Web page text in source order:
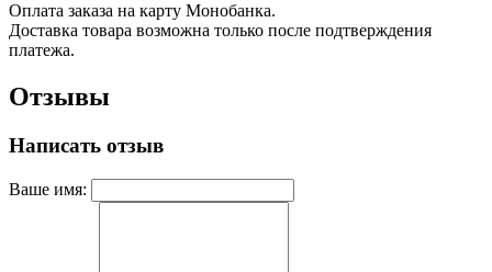
Оплата заказа на карту Монобанка.
Доставка товара возможна только после подтверждения
платежа.
Отзывы
Написать отзыв
Ваше имя: